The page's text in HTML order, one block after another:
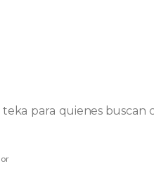
teka para quienes buscan